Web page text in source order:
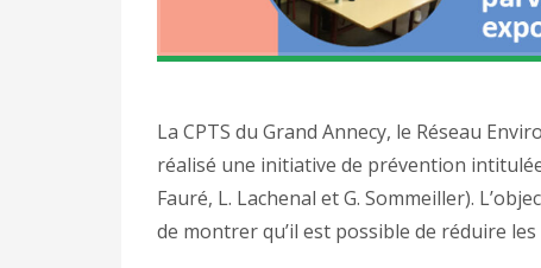
La CPTS du Grand Annecy, le Réseau
réalisé une initiative de prévention
Fauré, L. Lachenal et G. Sommeiller).
de montrer qu’il est possible de réduire